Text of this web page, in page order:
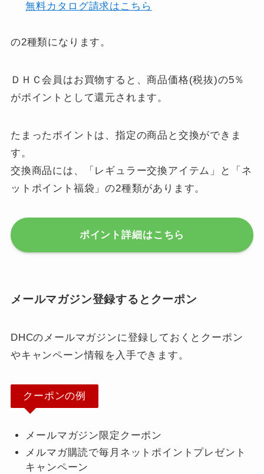
無料カタログ請求はこちら
の2種類になります。
ＤＨＣ会員はお買物すると、商品価格(税抜)の5％
がポイントとして還元されます。
たまったポイントは、指定の商品と交換ができま
す。
交換商品には、「レギュラー交換アイテム」と「ネ
ットポイント福袋」の2種類があります。
ポイント詳細はこちら
メールマガジン登録するとクーポン
DHCのメールマガジンに登録しておくとクーポン
やキャンペーン情報を入手できます。
クーポンの例
メールマガジン限定クーポン
メルマガ購読で毎月ネットポイントプレゼント
キャンペーン